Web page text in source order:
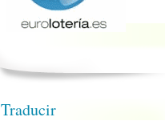
Traducir